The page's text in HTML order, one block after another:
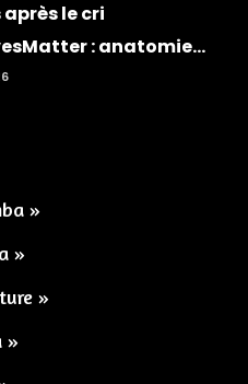
le cri
: anatomie...
»
»
»
»